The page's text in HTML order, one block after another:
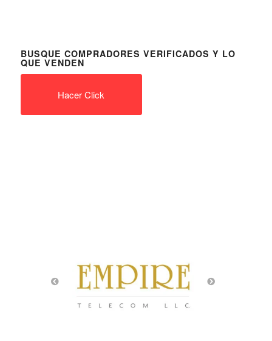
BUSQUE COMPRADORES VERIFICADOS Y LO
QUE VENDEN
Hacer Click